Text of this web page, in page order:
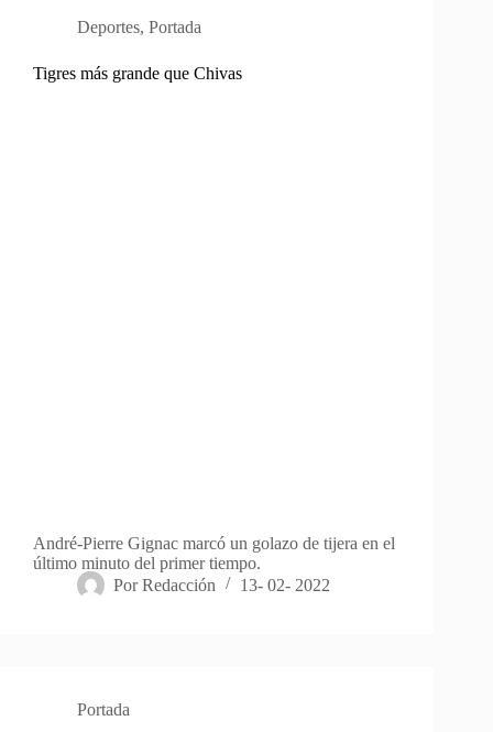
Deportes, Portada
Tigres más grande que Chivas
André-Pierre Gignac marcó un golazo de tijera en el
último minuto del primer tiempo.
Por Redacción 13- 02- 2022
Portada